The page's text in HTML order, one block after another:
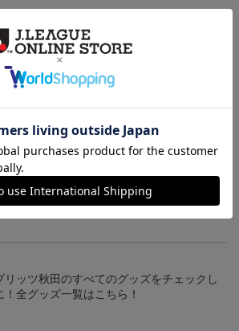
ラブのアパレル・ファッション小物もチェ
のデザインに注目！タオルマフラーは応援
イテム！
リッツ秋田のすべてのグッズをチェックし
！全グッズ一覧はこちら！